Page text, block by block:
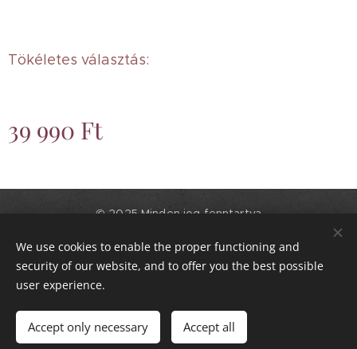
Tökéletes választás:
39 990 Ft
Kosárba
© 2025 Minden jog fenntartva
Csodás Csokrok
Kiss Virág EV.
Sütik
We use cookies to enable the proper functioning and
security of our website, and to offer you the best possible
user experience.
Accept only necessary Accept all